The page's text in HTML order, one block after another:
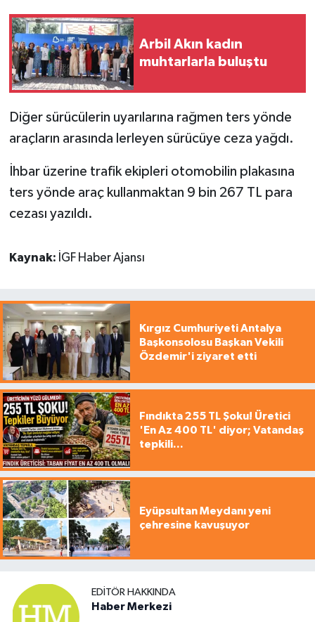
Arbil Akın kadın
muhtarlarla buluştu
Diğer sürücülerin uyarılarına rağmen ters yönde
araçların arasında lerleyen sürücüye ceza yağdı.
İhbar üzerine trafik ekipleri otomobilin plakasına
ters yönde araç kullanmaktan 9 bin 267 TL para
cezası yazıldı.
Kaynak: İGF Haber Ajansı
Kırgız Cumhuriyeti Antalya
Başkonsolosu Başkan Vekili
Özdemir'i ziyaret etti
Fındıkta 255 TL Şoku! Üretici
'En Az 400 TL' diyor; Vatandaş
tepkili...
Eyüpsultan Meydanı yeni
çehresine kavuşuyor
EDITÖR HAKKINDA
Haber Merkezi